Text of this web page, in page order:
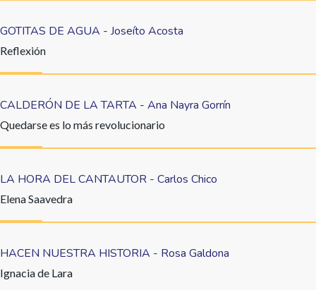
GOTITAS DE AGUA - Joseíto Acosta
Reflexión
CALDERÓN DE LA TARTA - Ana Nayra Gorrín
Quedarse es lo más revolucionario
LA HORA DEL CANTAUTOR - Carlos Chico
Elena Saavedra
HACEN NUESTRA HISTORIA - Rosa Galdona
Ignacia de Lara